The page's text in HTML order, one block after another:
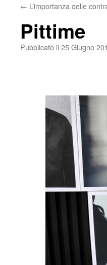
← L’importanza delle
Pittime
Pubblicato il 25 Giugno